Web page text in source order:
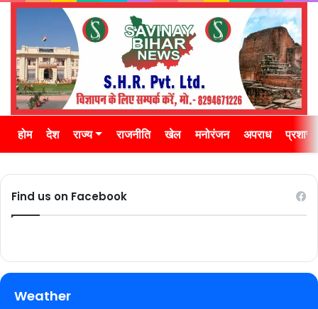
होम देश राज्य राजनीति खेल मनोरंजन अपराध
Find us on Facebook
Weather